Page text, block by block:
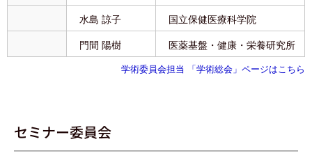
水島 諒子 国立保健医療科学院
門間 陽樹 医薬基盤・健康・栄養研究所
学術委員会担当 「学術総会」ページはこちら
セミナー委員会